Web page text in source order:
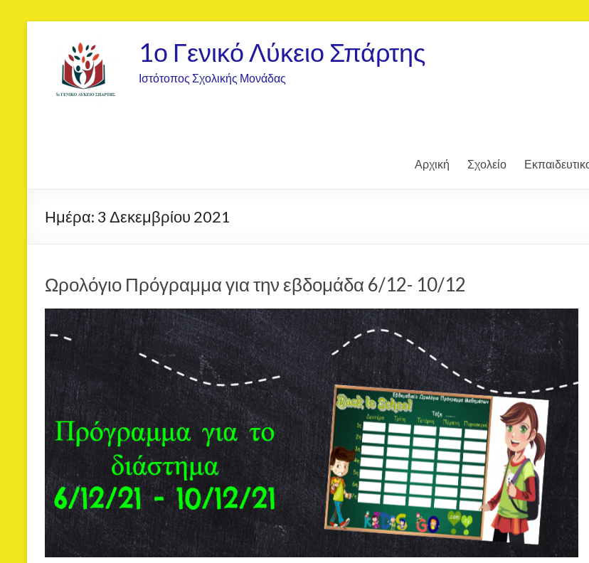
1ο Γενικό Λύκειο Σπάρτης
Ιστότοπος Σχολικής Μονάδας
Αρχική Σχολείο
Ημέρα: 3 Δεκεμβρίου 2021
Ωρολόγιο Πρόγραμμα για την εβδομάδα 6/12- 10/12